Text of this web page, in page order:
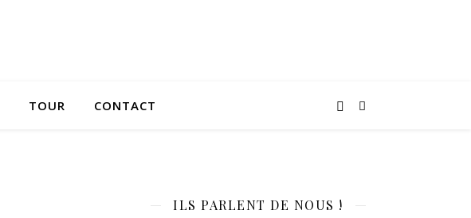
TOUR CONTACT
ILS PARLENT DE NOUS !